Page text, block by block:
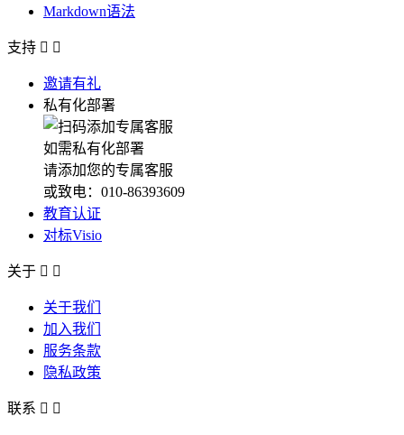
Markdown语法
支持  
邀请有礼
私有化部署
如需私有化部署
请添加您的专属客服
或致电：010-86393609
教育认证
对标Visio
关于  
关于我们
加入我们
服务条款
隐私政策
联系  